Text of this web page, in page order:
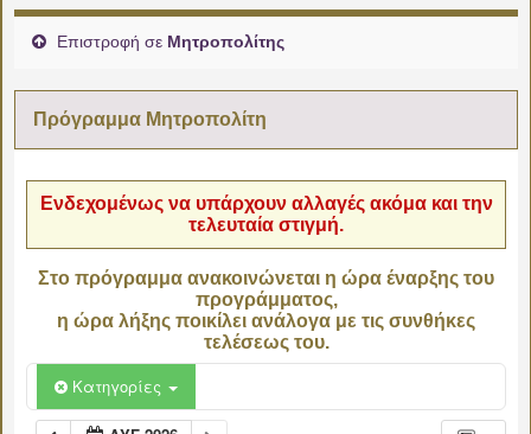
Επιστροφή σε Μητροπολίτης
Πρόγραμμα Μητροπολίτη
Ενδεχομένως να υπάρχουν αλλαγές ακόμα και την
τελευταία στιγμή.
Στο πρόγραμμα ανακοινώνεται η ώρα έναρξης του
προγράμματος,
η ώρα λήξης ποικίλει ανάλογα με τις συνθήκες
τελέσεως του.
Κατηγορίες